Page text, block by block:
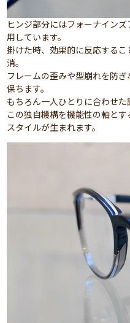
ヒンジ部分にはフォーナイン
用しています。
掛けた時、効果的に反応する
消。
フレームの歪みや型崩れを防
保ちます。
もちろん一人ひとりに合わせた
この独自機構を機能性の軸と
スタイルが生まれます。